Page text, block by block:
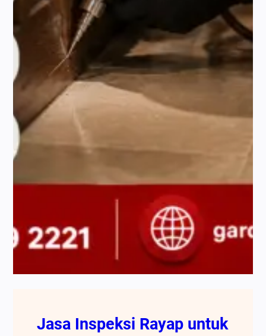
Jasa Inspeksi Rayap untuk